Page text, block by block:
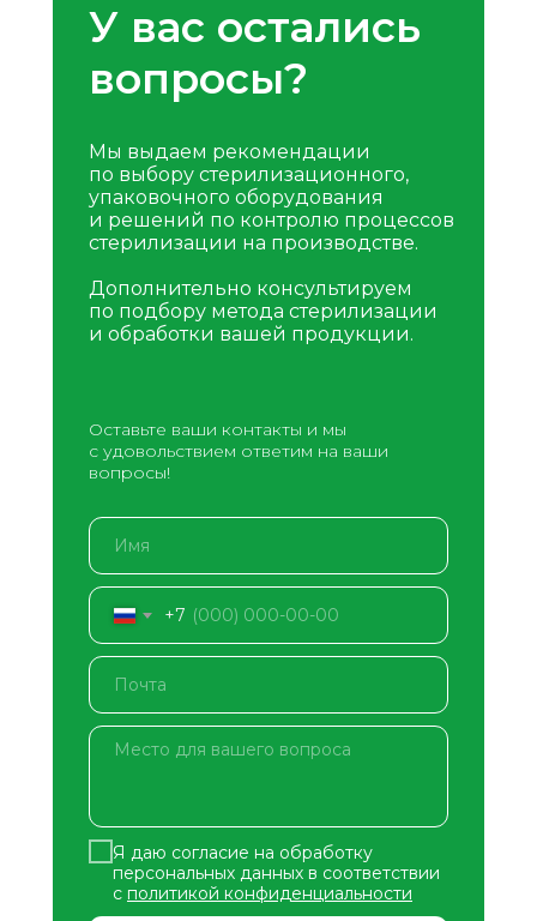
Оставьте ваши контакты и мы
с удовольствием ответим на ваши
вопросы!
У вас остались
вопросы?
Мы выдаем рекомендации
по выбору стерилизационного,
упаковочного оборудования
и решений по контролю процессов
стерилизации на производстве.
Дополнительно консультируем
по подбору метода стерилизации
и обработки вашей продукции.
+7
Я даю согласие на обработку
персональных данных в соответствии
с политикой конфиденциальности